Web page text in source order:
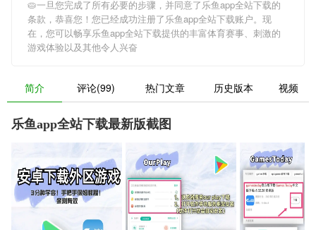
🥧一旦您完成了所有必要的步骤，并同意了乐鱼app全站下载的
条款，恭喜您！您已经成功注册了乐鱼app全站下载账户。现
在，您可以畅享乐鱼app全站下载提供的丰富体育赛事、刺激的
游戏体验以及其他令人兴奋
简介 评论(99) 热门文章 历史版本 视频
乐鱼app全站下载最新版截图